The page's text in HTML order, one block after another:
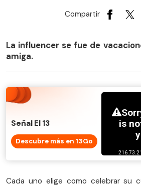
Compartir
La influencer se fue de
amiga.
Señal El 13
Descubre más en 13Go
Cada uno elige como celebrar su